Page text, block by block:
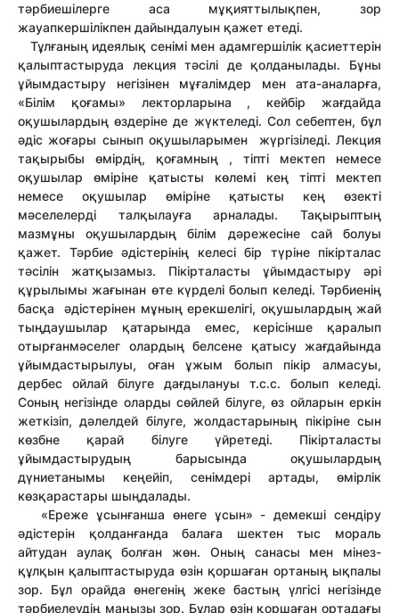
тәрбиешілерге аса мұқияттылықпен, зор
жауапкершілікпен дайындалуын қажет етеді.
Тұлғаның идеялық сенімі мен адамгершілік қасиеттерін
қалыптастыруда лекция тәсілі де қолданылады. Бұны
ұйымдастыру негізінен мұғалімдер мен ата-аналарға,
«Білім қоғамы» лекторларына , кейбір жағдайда
оқушылардың өздеріне де жүктеледі. Сол себептен, бұл
әдіс жоғары сынып оқушыларымен жүргізіледі. Лекция
тақырыбы өмірдің, қоғамның , тіпті мектеп немесе
оқушылар өміріне қатысты көлемі кең тіпті мектеп
немесе оқушылар өміріне қатысты кең өзекті
мәселелерді талқылауға арналады. Тақырыптың
мазмұны оқушылардың білім дәрежесіне сай болуы
қажет. Тәрбие әдістерінің келесі бір түріне пікірталас
тәсілін жатқызамыз. Пікірталасты ұйымдастыру әрі
құрылымы жағынан өте күрделі болып келеді. Тәрбиенің
басқа әдістерінен мұның ерекшелігі, оқушылардың жай
тыңдаушылар қатарында емес, керісінше қаралып
отырғанмәселег олардың белсене қатысу жағдайында
ұйымдастырылуы, оған ұжым болып пікір алмасуы,
дербес ойлай білуге дағдылануы т.с.с. болып келеді.
Соның негізінде оларды сөйлей білуге, өз ойларын еркін
жеткізіп, дәлелдей білуге, жолдастарының пікіріне сын
көзбне қарай білуге үйретеді. Пікірталасты
ұйымдастырудың барысында оқушылардың
дүниетанымы кеңейіп, сенімдері артады, өмірлік
көзқарастары шыңдалады.
«Ереже ұсынғанша өнеге ұсын» - демекші сендіру
әдістерін қолданғанда балаға шектен тыс мораль
айтудан аулақ болған жөн. Оның санасы мен мінез-
құлқын қалыптастыруда өзін қоршаған ортаның ықпалы
зор. Бұл орайда өнегенің жеке бастың үлгісі негізінде
тәрбиелеудің маңызы зор. Бұлар өзін қоршаған ортадағы